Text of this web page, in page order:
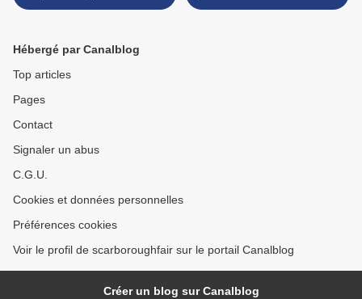
"blancos" pour s'occuper de
"Je vais venir te défoncer!"
Hébergé par Canalblog
Top articles
Pages
Contact
Signaler un abus
C.G.U.
Cookies et données personnelles
Préférences cookies
Voir le profil de scarboroughfair sur le portail Canalblog
Créer un blog sur Canalblog